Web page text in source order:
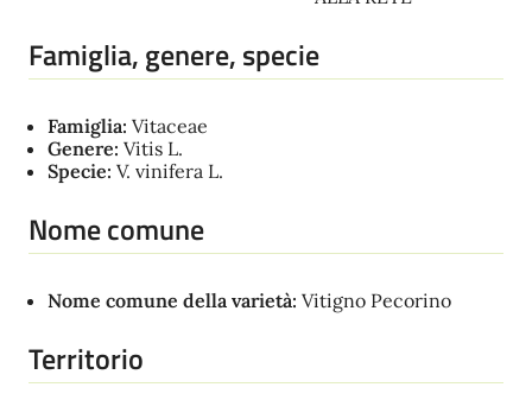
Famiglia, genere, specie
Famiglia: Vitaceae
Genere: Vitis L.
Specie: V. vinifera L.
Nome comune
Nome comune della varietà: Vitigno Pecorino
Territorio